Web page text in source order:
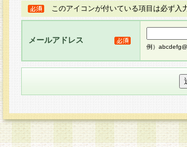
このアイコンが付いている項目は必ず入
メールアドレス
例）